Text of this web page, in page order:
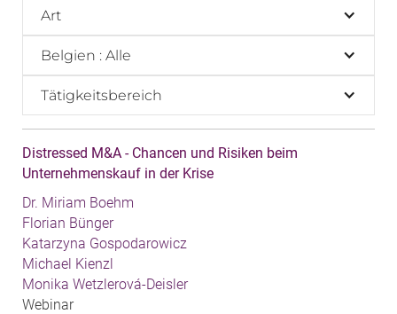
Art
Belgien : Alle
Tätigkeitsbereich
Distressed M&A - Chancen und Risiken beim
Unternehmenskauf in der Krise
Dr. Miriam Boehm
Florian Bünger
Katarzyna Gospodarowicz
Michael Kienzl
Monika Wetzlerová-Deisler
Webinar